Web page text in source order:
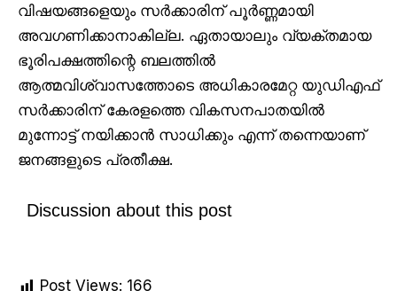
വിഷയങ്ങളെയും സർക്കാരിന് പൂർണ്ണമായി
അവഗണിക്കാനാകില്ല. ഏതായാലും വ്യക്തമായ
ഭൂരിപക്ഷത്തിന്റെ ബലത്തിൽ
ആത്മവിശ്വാസത്തോടെ അധികാരമേറ്റ യുഡിഎഫ്
സർക്കാരിന് കേരളത്തെ വികസനപാതയിൽ
മുന്നോട്ട് നയിക്കാൻ സാധിക്കും എന്ന് തന്നെയാണ്
ജനങ്ങളുടെ പ്രതീക്ഷ.
Discussion about this post
Post Views: 166